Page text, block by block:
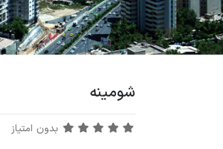
شومینه
بدون امتیاز